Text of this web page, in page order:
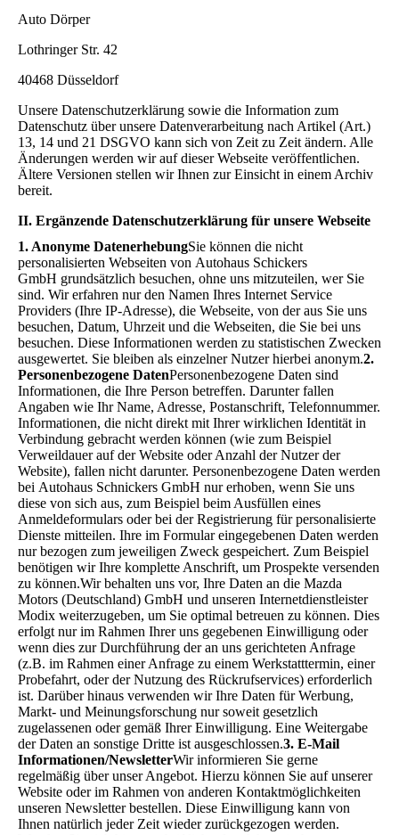
Auto Dörper
Lothringer Str. 42
40468 Düsseldorf
Unsere Datenschutzerklärung sowie die Information zum
Datenschutz über unsere Datenverarbeitung nach Artikel (Art.)
13, 14 und 21 DSGVO kann sich von Zeit zu Zeit ändern. Alle
Änderungen werden wir auf dieser Webseite veröffentlichen.
Ältere Versionen stellen wir Ihnen zur Einsicht in einem Archiv
bereit.
II. Ergänzende Datenschutzerklärung für unsere Webseite
1. Anonyme DatenerhebungSie können die nicht
personalisierten Webseiten von Autohaus Schickers
GmbH grundsätzlich besuchen, ohne uns mitzuteilen, wer Sie
sind. Wir erfahren nur den Namen Ihres Internet Service
Providers (Ihre IP-Adresse), die Webseite, von der aus Sie uns
besuchen, Datum, Uhrzeit und die Webseiten, die Sie bei uns
besuchen. Diese Informationen werden zu statistischen Zwecken
ausgewertet. Sie bleiben als einzelner Nutzer hierbei anonym.2.
Personenbezogene DatenPersonenbezogene Daten sind
Informationen, die Ihre Person betreffen. Darunter fallen
Angaben wie Ihr Name, Adresse, Postanschrift, Telefonnummer.
Informationen, die nicht direkt mit Ihrer wirklichen Identität in
Verbindung gebracht werden können (wie zum Beispiel
Verweildauer auf der Website oder Anzahl der Nutzer der
Website), fallen nicht darunter. Personenbezogene Daten werden
bei Autohaus Schnickers GmbH nur erhoben, wenn Sie uns
diese von sich aus, zum Beispiel beim Ausfüllen eines
Anmeldeformulars oder bei der Registrierung für personalisierte
Dienste mitteilen. Ihre im Formular eingegebenen Daten werden
nur bezogen zum jeweiligen Zweck gespeichert. Zum Beispiel
benötigen wir Ihre komplette Anschrift, um Prospekte versenden
zu können.Wir behalten uns vor, Ihre Daten an die Mazda
Motors (Deutschland) GmbH und unseren Internetdienstleister
Modix weiterzugeben, um Sie optimal betreuen zu können. Dies
erfolgt nur im Rahmen Ihrer uns gegebenen Einwilligung oder
wenn dies zur Durchführung der an uns gerichteten Anfrage
(z.B. im Rahmen einer Anfrage zu einem Werkstatttermin, einer
Probefahrt, oder der Nutzung des Rückrufservices) erforderlich
ist. Darüber hinaus verwenden wir Ihre Daten für Werbung,
Markt- und Meinungsforschung nur soweit gesetzlich
zugelassenen oder gemäß Ihrer Einwilligung. Eine Weitergabe
der Daten an sonstige Dritte ist ausgeschlossen.3. E-Mail
Informationen/NewsletterWir informieren Sie gerne
regelmäßig über unser Angebot. Hierzu können Sie auf unserer
Website oder im Rahmen von anderen Kontaktmöglichkeiten
unseren Newsletter bestellen. Diese Einwilligung kann von
Ihnen natürlich jeder Zeit wieder zurückgezogen werden.